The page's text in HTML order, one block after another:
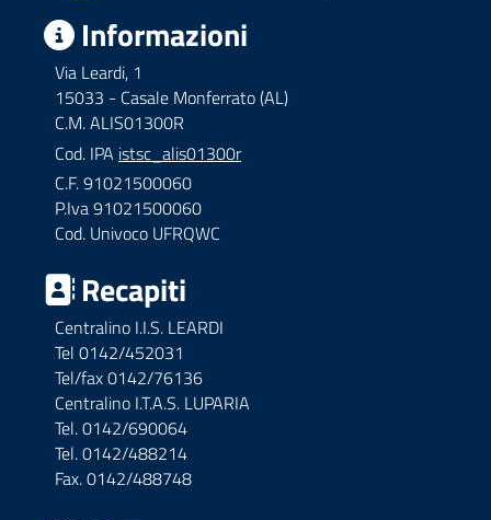
Informazioni
Via Leardi, 1
15033 - Casale Monferrato (AL)
C.M. ALIS01300R
Cod. IPA istsc_alis01300r
C.F. 91021500060
P.Iva 91021500060
Cod. Univoco UFRQWC
Recapiti
Centralino I.I.S. LEARDI
Tel 0142/452031
Tel/fax 0142/76136
Centralino I.T.A.S. LUPARIA
Tel. 0142/690064
Tel. 0142/488214
Fax. 0142/488748